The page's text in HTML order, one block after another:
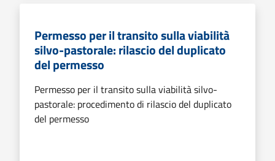
Permesso per il transito sulla viabilità
silvo-pastorale: rilascio del duplicato
del permesso
Permesso per il transito sulla viabilità silvo-
pastorale: procedimento di rilascio del duplicato
del permesso